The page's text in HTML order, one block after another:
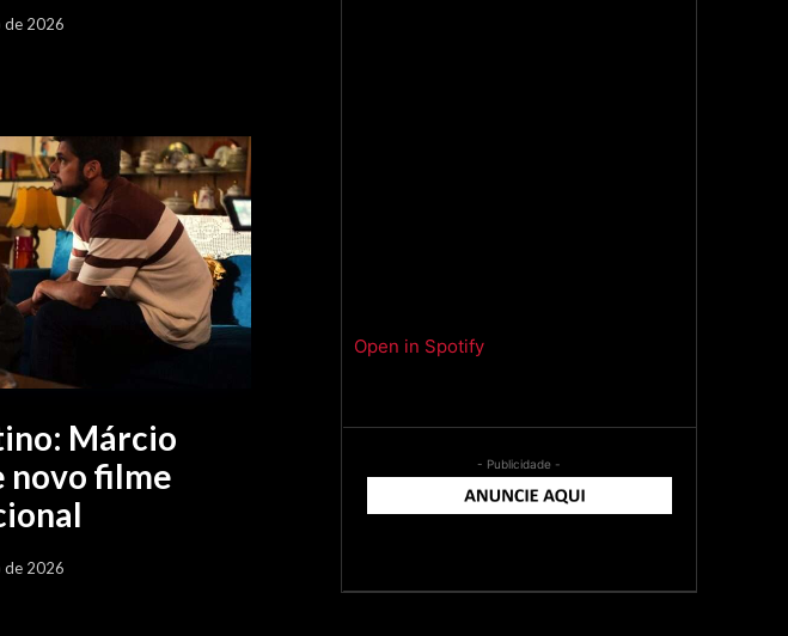
de 2026
Márcio
novo filme
de 2026
Open in Spotify
- Publicidade -